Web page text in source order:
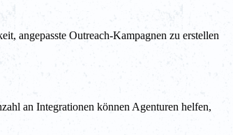
angepasste Outreach-Kampagnen zu erstellen
an Integrationen können Agenturen helfen,